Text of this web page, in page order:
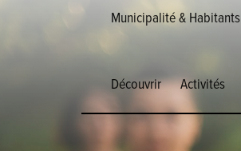
Municipalité & Habitants
Découvrir Activités